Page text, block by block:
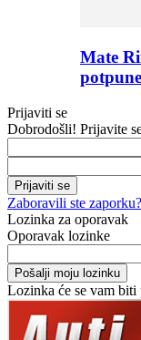
Mate
Prijaviti se
Dobrodošli! Prijavite
Zaboravili ste
Lozinka za oporavak
Oporavak lozinke
Lozinka će se vam biti